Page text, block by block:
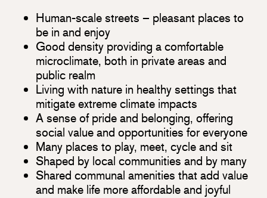
Human-scale streets – pleasant places to
be in and enjoy
Good density providing a comfortable
microclimate, both in private areas and
public realm
Living with nature in healthy settings that
mitigate extreme climate impacts
A sense of pride and belonging, offering
social value and opportunities for everyone
Many places to play, meet, cycle and sit
Shaped by local communities and by many
Shared communal amenities that add value
and make life more affordable and joyful